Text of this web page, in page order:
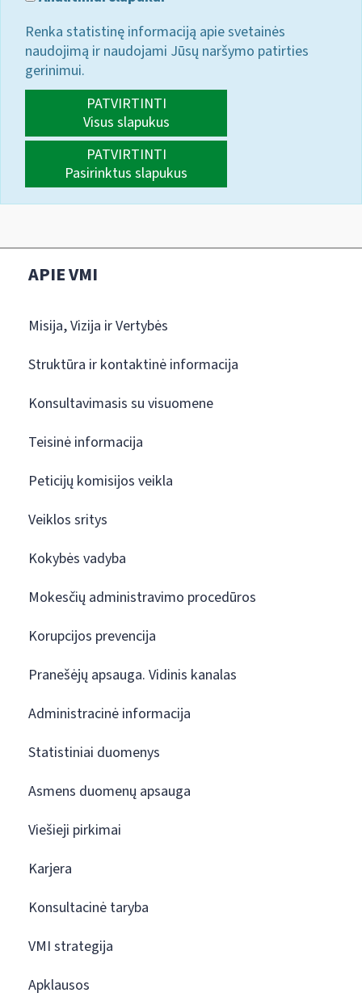
Renka statistinę informaciją apie svetainės
naudojimą ir naudojami Jūsų naršymo patirties
gerinimui.
PATVIRTINTI
Visus slapukus
PATVIRTINTI
Pasirinktus slapukus
APIE VMI
Misija, Vizija ir Vertybės
Struktūra ir kontaktinė informacija
Konsultavimasis su visuomene
Teisinė informacija
Peticijų komisijos veikla
Veiklos sritys
Kokybės vadyba
Mokesčių administravimo procedūros
Korupcijos prevencija
Pranešėjų apsauga. Vidinis kanalas
Administracinė informacija
Statistiniai duomenys
Asmens duomenų apsauga
Viešieji pirkimai
Karjera
Konsultacinė taryba
VMI strategija
Apklausos